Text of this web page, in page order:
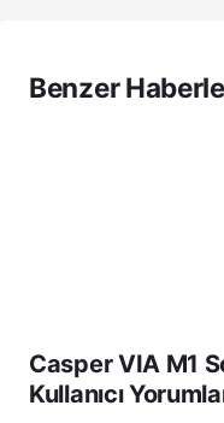
Benzer
Casper VIA M1
Kullanıcı